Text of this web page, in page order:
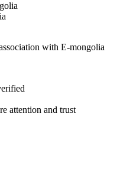
with E-mongolia
attention and trust